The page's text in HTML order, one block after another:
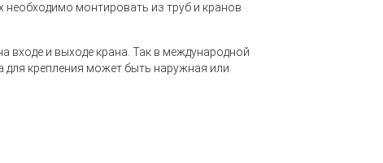
необходимо монтировать из труб и кранов
входе и выходе крана. Так в международной
для крепления может быть наружная или